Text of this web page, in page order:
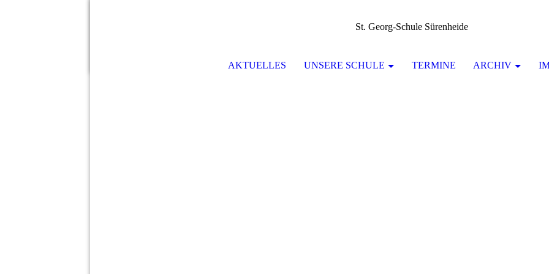
St. Georg-Schule Sürenheide
AKTUELLES UNSERE SCHULE TERMINE ARCHIV